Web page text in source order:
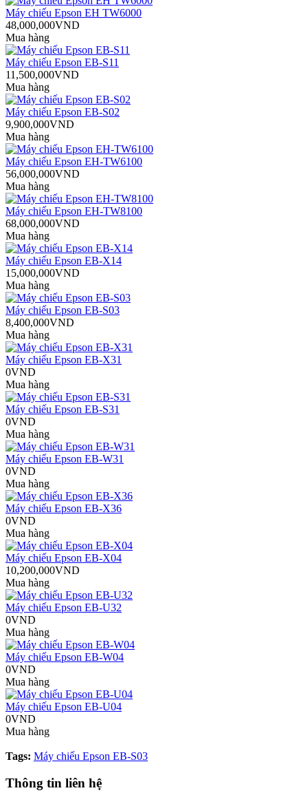
Máy chiếu Epson EH TW6000
48,000,000VND
Mua hàng
Máy chiếu Epson EB-S11
11,500,000VND
Mua hàng
Máy chiếu Epson EB-S02
9,900,000VND
Mua hàng
Máy chiếu Epson EH-TW6100
56,000,000VND
Mua hàng
Máy chiếu Epson EH-TW8100
68,000,000VND
Mua hàng
Máy chiếu Epson EB-X14
15,000,000VND
Mua hàng
Máy chiếu Epson EB-S03
8,400,000VND
Mua hàng
Máy chiếu Epson EB-X31
0VND
Mua hàng
Máy chiếu Epson EB-S31
0VND
Mua hàng
Máy chiếu Epson EB-W31
0VND
Mua hàng
Máy chiếu Epson EB-X36
0VND
Mua hàng
Máy chiếu Epson EB-X04
10,200,000VND
Mua hàng
Máy chiếu Epson EB-U32
0VND
Mua hàng
Máy chiếu Epson EB-W04
0VND
Mua hàng
Máy chiếu Epson EB-U04
0VND
Mua hàng
Tags: Máy chiếu Epson EB-S03
Thông tin liên hệ